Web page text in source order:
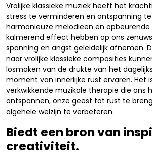
Vrolijke klassieke muziek heeft het
stress te verminderen en ontspanning
harmonieuze melodieën en
kalmerend effect hebben op ons
spanning en angst geleidelijk afnemen.
naar vrolijke klassieke composities
losmaken van de drukte van het
moment van innerlijke rust ervaren. Het
verkwikkende muzikale therapie die ons
ontspannen, onze geest tot rust te
algehele welzijn te verbeteren.
Biedt een bron van
creativiteit.